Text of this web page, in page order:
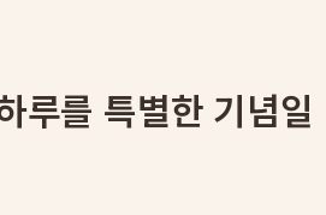
루를 특별한 기념일